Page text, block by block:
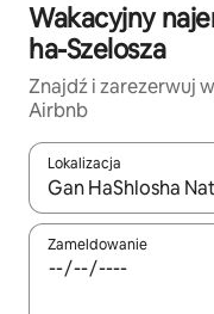
Wakacyjny
ha-Szelosza
Znajdź i zarezerwuj
Airbnb
Lokalizacja
Gdy wyniki będą
Zameldowanie